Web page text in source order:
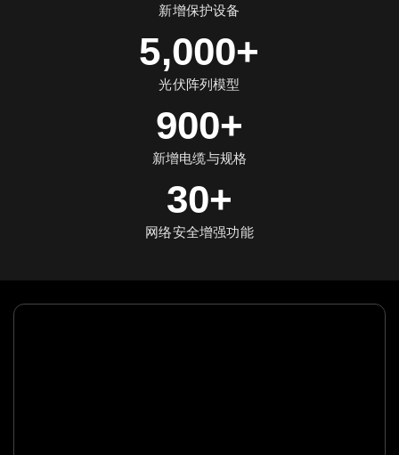
新增保护设备
5,000+
光伏阵列模型
900+
新增电缆与规格
30+
网络安全增强功能